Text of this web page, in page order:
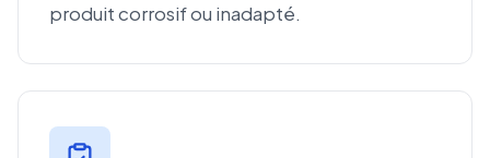
produit corrosif ou inadapté.